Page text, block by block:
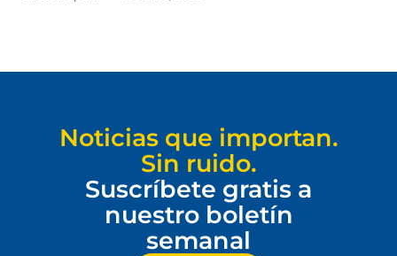
Noticias que importan.
Sin ruido.
Suscríbete gratis a
nuestro boletín
semanal